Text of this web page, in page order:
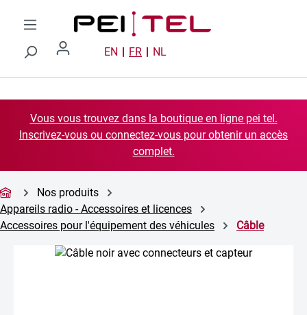
Passer au contenu principal
EN FR NL
Vous vous trouvez dans la boutique en ligne pei tel.
Inscrivez-vous ou connectez-vous pour obtenir un accès
complet.
Nos produits
Appareils radio - Accessoires et licences
Accessoires pour l'équipement des véhicules
Câble
Ignorer la galerie d'images